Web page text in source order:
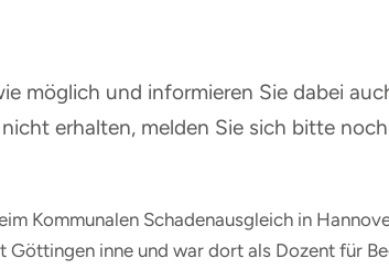
möglich und informieren Sie dabei
erhalten, melden Sie sich bitte
Kommunalen Schadenausgleich in
inne und war dort als Dozent für